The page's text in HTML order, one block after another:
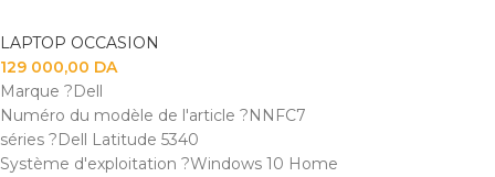
LAPTOP OCCASION
129 000,00 DA
Marque ?Dell
Numéro du modèle de l'article ?NNFC7
séries ?Dell Latitude 5340
Système d'exploitation ?Windows 10 Home